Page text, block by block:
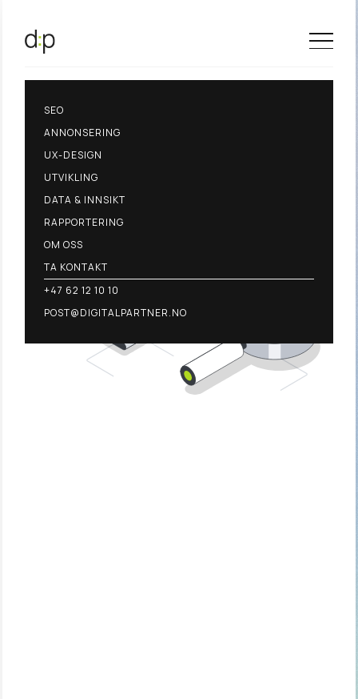
SEO
ANNONSERING
UX-DESIGN
UTVIKLING
DATA & INNSIKT
RAPPORTERING
OM OSS
TA KONTAKT
+47 62 12 10 10
POST@DIGITALPARTNER.NO